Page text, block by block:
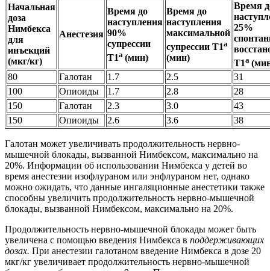
Начальная
доза
Нимбекса
для
инъекций
(мкг/кг)
Анестезия
Время до
наступления
90%
супрессии
Т1а (мин)
Время до
наступления
максимальной
супрессии Т1а
(мин)
Время
25%
Т1а
80
Галотан 1.7 2.5
31
100
Опиоиды 1.7 2.8
28
150
Галотан 2.3 3.0
43
150
Опиоиды 2.6 3.6 38
Галотан может увеличивать продолжительность нервно-
мышечной блокады, вызванной Нимбексом, максимально на
20%. Информации об использовании Нимбекса у детей во
время анестезии изофлураном или энфлураном нет, однако
можно ожидать, что данные ингаляционные анестетики также
способны увеличить продолжительность нервно-мышечной
блокады, вызванной Нимбексом, максимально на 20%.
Продолжительность нервно-мышечной блокады может быть
увеличена с помощью введения Нимбекса в поддерживающих
дозах. При анестезии галотаном введение Нимбекса в дозе 20
мкг/кг увеличивает продолжительность нервно-мышечной